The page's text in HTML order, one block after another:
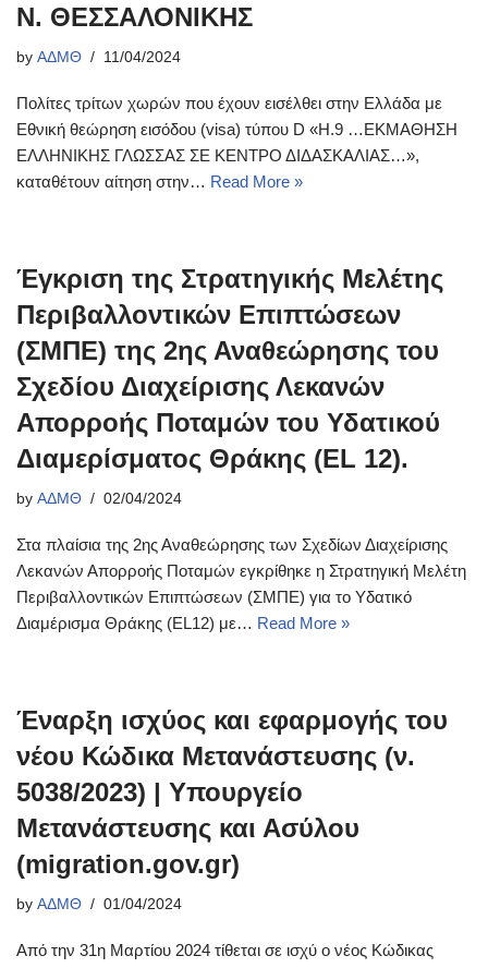
Ν. ΘΕΣΣΑΛΟΝΙΚΗΣ
by ΑΔΜΘ 11/04/2024
Πολίτες τρίτων χωρών που έχουν εισέλθει στην Ελλάδα με
Εθνική θεώρηση εισόδου (visa) τύπου D «Η.9 …ΕΚΜΑΘΗΣΗ
ΕΛΛΗΝΙΚΗΣ ΓΛΩΣΣΑΣ ΣΕ ΚΕΝΤΡΟ ΔΙΔΑΣΚΑΛΙΑΣ…»,
καταθέτουν αίτηση στην… Read More »
Έγκριση της Στρατηγικής Μελέτης
Περιβαλλοντικών Επιπτώσεων
(ΣΜΠΕ) της 2ης Αναθεώρησης του
Σχεδίου Διαχείρισης Λεκανών
Απορροής Ποταμών του Υδατικού
Διαμερίσματος Θράκης (EL 12).
by ΑΔΜΘ 02/04/2024
Στα πλαίσια της 2ης Αναθεώρησης των Σχεδίων Διαχείρισης
Λεκανών Απορροής Ποταμών εγκρίθηκε η Στρατηγική Μελέτη
Περιβαλλοντικών Επιπτώσεων (ΣΜΠΕ) για το Υδατικό
Διαμέρισμα Θράκης (EL12) με… Read More »
Έναρξη ισχύος και εφαρμογής του
νέου Κώδικα Μετανάστευσης (ν.
5038/2023) | Υπουργείο
Μετανάστευσης και Ασύλου
(migration.gov.gr)
by ΑΔΜΘ 01/04/2024
Από την 31η Μαρτίου 2024 τίθεται σε ισχύ ο νέος Κώδικας